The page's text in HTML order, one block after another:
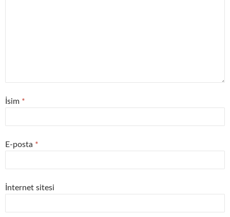
İsim *
E-posta *
İnternet sitesi